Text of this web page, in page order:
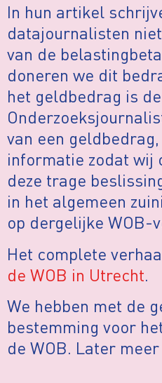
In hun artikel
datajournalisten
van de
doneren we dit
het geldbedrag is
van een
informatie zodat wij
deze trage
in het algemeen
op dergelijke WOB-
Het complete
de WOB in Utrecht.
We hebben met de
bestemming voor
de WOB. Later